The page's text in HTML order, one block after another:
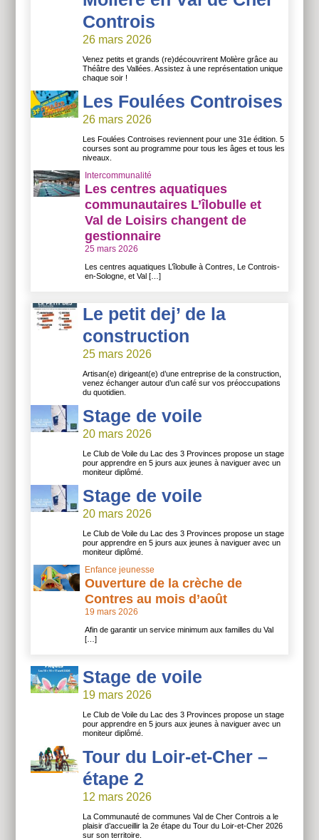
Controis
26 mars 2026
Venez petits et grands (re)découvrirent Molière grâce au
Théâtre des Vallées. Assistez à une représentation unique
chaque soir !
Les Foulées Controises
26 mars 2026
Les Foulées Controises reviennent pour une 31e édition. 5
courses sont au programme pour tous les âges et tous les
niveaux.
Intercommunalité
Les centres aquatiques
communautaires L’îlobulle et
Val de Loisirs changent de
gestionnaire
25 mars 2026
Les centres aquatiques L’îlobulle à Contres, Le Controis-
en-Sologne, et Val […]
Le petit dej’ de la
construction
25 mars 2026
Artisan(e) dirigeant(e) d’une entreprise de la construction,
venez échanger autour d’un café sur vos préoccupations
du quotidien.
Stage de voile
20 mars 2026
Le Club de Voile du Lac des 3 Provinces propose un stage
pour apprendre en 5 jours aux jeunes à naviguer avec un
moniteur diplômé.
Stage de voile
20 mars 2026
Le Club de Voile du Lac des 3 Provinces propose un stage
pour apprendre en 5 jours aux jeunes à naviguer avec un
moniteur diplômé.
Enfance jeunesse
Ouverture de la crèche de
Contres au mois d’août
19 mars 2026
Afin de garantir un service minimum aux familles du Val
[…]
Stage de voile
19 mars 2026
Le Club de Voile du Lac des 3 Provinces propose un stage
pour apprendre en 5 jours aux jeunes à naviguer avec un
moniteur diplômé.
Tour du Loir-et-Cher –
étape 2
12 mars 2026
La Communauté de communes Val de Cher Controis a le
plaisir d’accueillir la 2e étape du Tour du Loir-et-Cher 2026
sur son territoire.